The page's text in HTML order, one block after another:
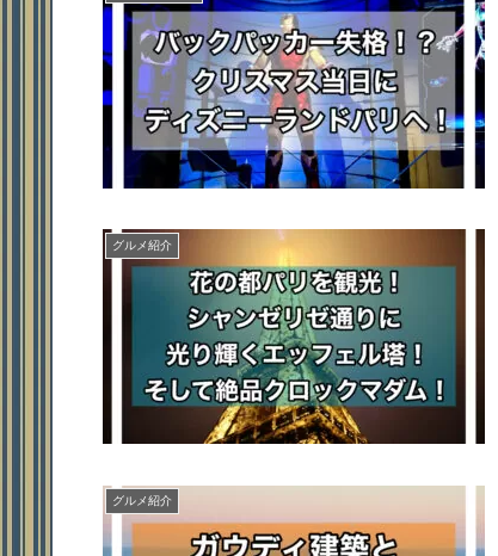
グルメ紹介
グルメ紹介